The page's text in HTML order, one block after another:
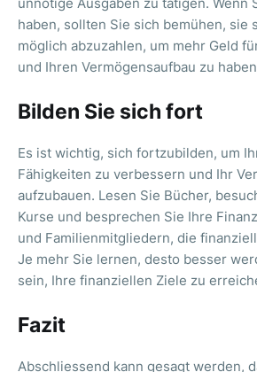
haben, sollten Sie sich bemühen, sie
möglich abzuzahlen, um mehr Geld
und Ihren Vermögensaufbau zu
Bilden Sie sich fort
Es ist wichtig, sich fortzubilden, um
Fähigkeiten zu verbessern und Ihr
aufzubauen. Lesen Sie Bücher,
Kurse und besprechen Sie Ihre
und Familienmitgliedern, die
Je mehr Sie lernen, desto besser
sein, Ihre finanziellen Ziele zu
Fazit
Abschliessend kann gesagt werden,